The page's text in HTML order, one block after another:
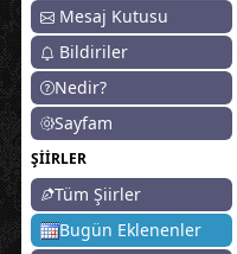
Mesaj Kutusu
Bildiriler
Nedir?
Sayfam
ŞİİRLER
Tüm Şiirler
Bugün Eklenenler